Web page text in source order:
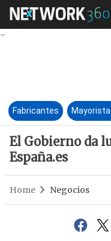
Fabricantes
El Gobierno da
España.es
Home Negocios